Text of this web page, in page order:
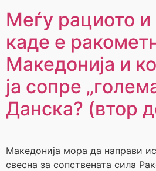
Меѓу рациото
каде е
Македонија и
ја сопре
Данска? (втор
Македонија мора да направи
свесна за сопствената сила